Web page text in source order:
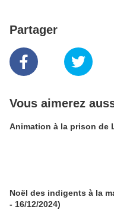
Partager
Vous aimerez
Animation à la prison de
Noël des indigents à la
- 16/12/2024)